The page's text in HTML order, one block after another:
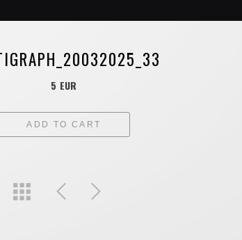
5 EUR
ADD TO CART